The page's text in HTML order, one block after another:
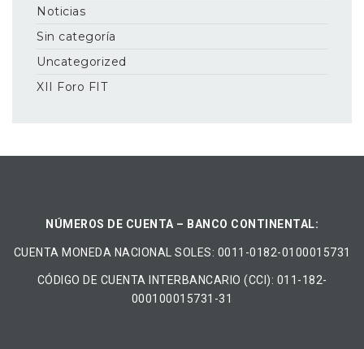
Noticias
Sin categoría
Uncategorized
XII Foro FIT
NÚMEROS DE CUENTA – BANCO CONTINENTAL:
CUENTA MONEDA NACIONAL​ ​SOLES​: 0011-0182-0100015731
CÓDIGO DE CUENTA INTERBANCARIO (CCI): 011-182-
000100015731-31